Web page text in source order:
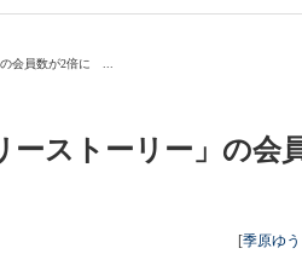
会員数が2倍に ...
ストーリー」の会
[季原ゆう